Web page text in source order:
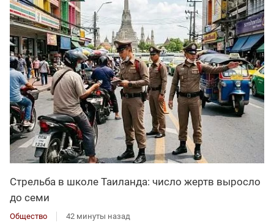
Стрельба в школе Таиланда: число жертв выросло
до семи
Общество 42 минуты назад